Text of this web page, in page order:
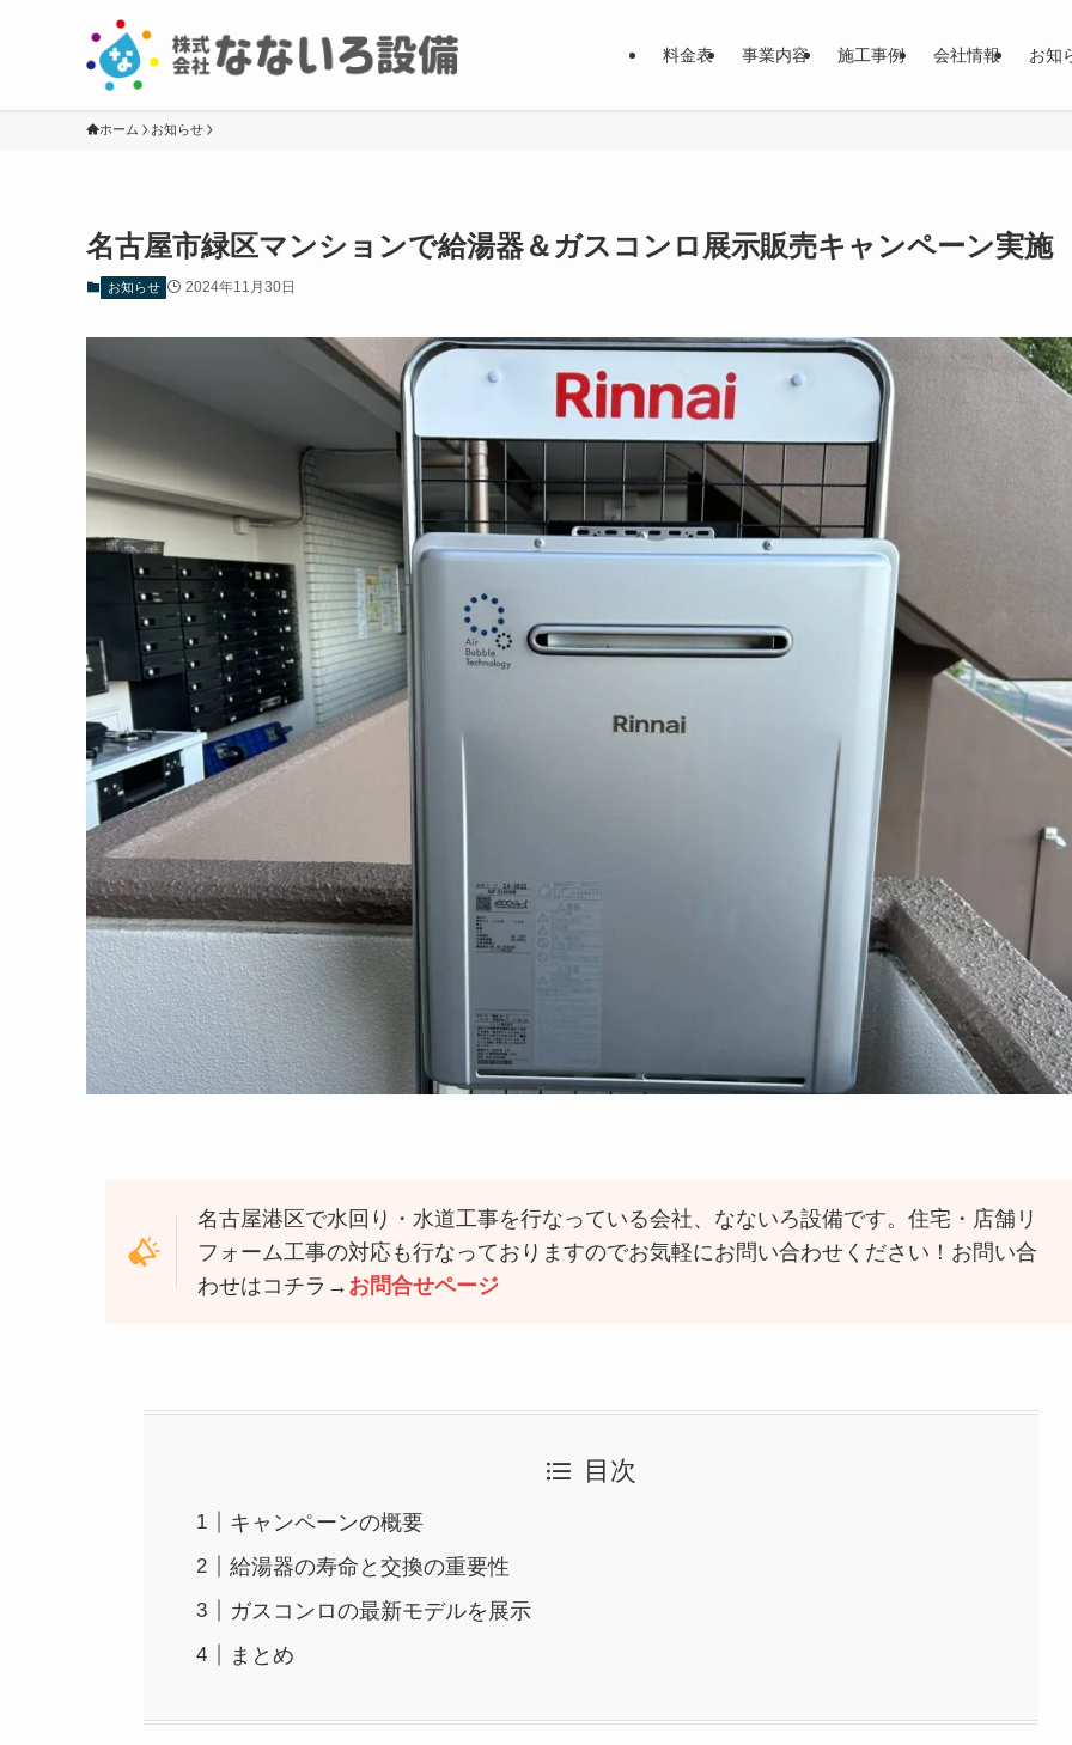
料金表 事業内容 施工事例 会社情報 お知
ホーム お知らせ
名古屋市緑区マンションで給湯器＆ガスコンロ展示販売キャンペーン実施
お知らせ 2024年11月30日
名古屋港区で水回り・水道工事を行なっている会社、なないろ設備です。住宅・店舗リ
フォーム工事の対応も行なっておりますのでお気軽にお問い合わせください！お問い合
わせはコチラ→ お問合せページ
目次
キャンペーンの概要
給湯器の寿命と交換の重要性
ガスコンロの最新モデルを展示
まとめ